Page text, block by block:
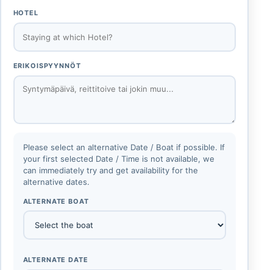
HOTEL
ERIKOISPYYNNÖT
Please select an alternative Date / Boat if possible. If
your first selected Date / Time is not available, we
can immediately try and get availability for the
alternative dates.
ALTERNATE BOAT
ALTERNATE DATE